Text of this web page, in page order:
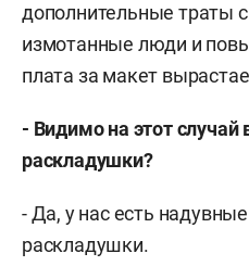
дополнительные траты
измотанные люди и
плата за макет
- Видимо на этот случай
раскладушки?
- Да, у нас есть
раскладушки.